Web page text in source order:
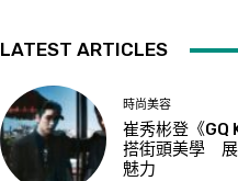
LATEST ARTICLES
時尚美容
崔秀彬登《GQ
搭街頭美學 展
魅力